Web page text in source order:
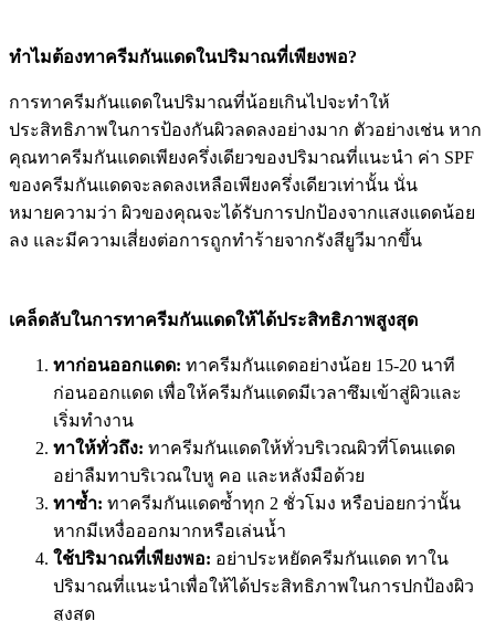
ทำไมต้องทาครีมกันแดดในปริมาณที่เพียงพอ?
การทาครีมกันแดดในปริมาณที่น้อยเกินไปจะทำให้
ประสิทธิภาพในการป้องกันผิวลดลงอย่างมาก ตัวอย่างเช่น หาก
คุณทาครีมกันแดดเพียงครึ่งเดียวของปริมาณที่แนะนำ ค่า SPF
ของครีมกันแดดจะลดลงเหลือเพียงครึ่งเดียวเท่านั้น นั่น
หมายความว่า ผิวของคุณจะได้รับการปกป้องจากแสงแดดน้อย
ลง และมีความเสี่ยงต่อการถูกทำร้ายจากรังสียูวีมากขึ้น
เคล็ดลับในการทาครีมกันแดดให้ได้ประสิทธิภาพสูงสุด
ทาก่อนออกแดด: ทาครีมกันแดดอย่างน้อย 15-20 นาที
ก่อนออกแดด เพื่อให้ครีมกันแดดมีเวลาซึมเข้าสู่ผิวและ
เริ่มทำงาน
ทาให้ทั่วถึง: ทาครีมกันแดดให้ทั่วบริเวณผิวที่โดนแดด
อย่าลืมทาบริเวณใบหู คอ และหลังมือด้วย
ทาซ้ำ: ทาครีมกันแดดซ้ำทุก 2 ชั่วโมง หรือบ่อยกว่านั้น
หากมีเหงื่อออกมากหรือเล่นน้ำ
ใช้ปริมาณที่เพียงพอ: อย่าประหยัดครีมกันแดด ทาใน
ปริมาณที่แนะนำเพื่อให้ได้ประสิทธิภาพในการปกป้องผิว
สูงสุด